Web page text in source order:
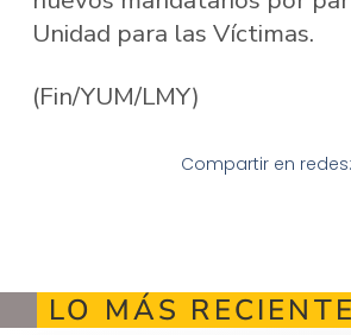
Unidad para las Víctimas.
(Fin/YUM/LMY)
Compartir en redes:
LO MÁS RECIENTE